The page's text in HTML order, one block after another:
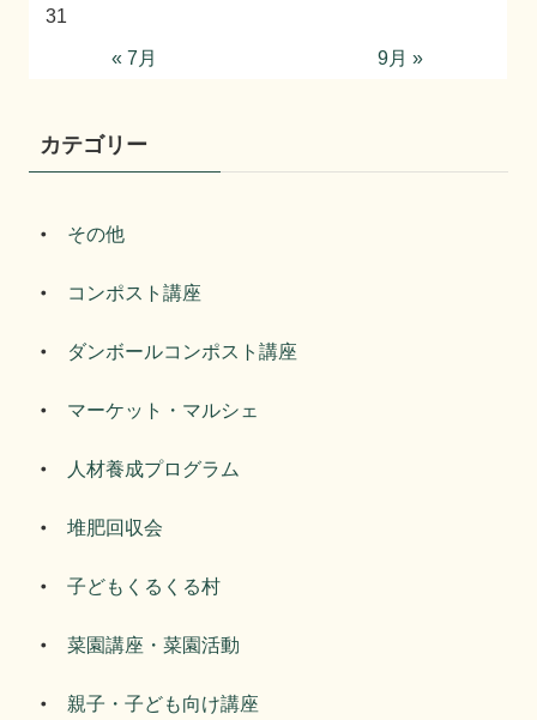
31
« 7月
9月 »
カテゴリー
その他
コンポスト講座
ダンボールコンポスト講座
マーケット・マルシェ
人材養成プログラム
堆肥回収会
子どもくるくる村
菜園講座・菜園活動
親子・子ども向け講座